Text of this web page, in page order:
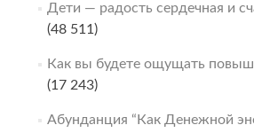
Дети — радость сердечная и
(48 511)
Как вы будете ощущать
(17 243)
Абунданция “Как Денежной